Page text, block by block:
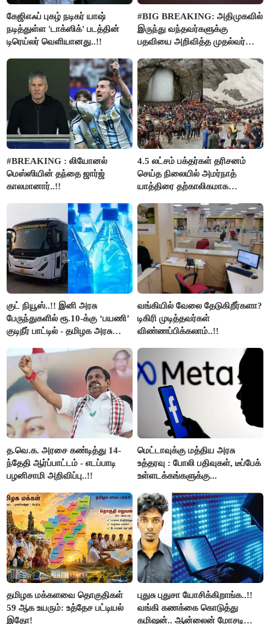
கேஜிஎஃப் புகழ் நடிகர் யாஷ்
நடித்துள்ள 'டாக்‌ஸிக்' படத்தின்
டிரெய்லர் வெளியானது..!!
#BIG BREAKING: அதிமுகவில்
இருந்து வந்தவர்களுக்கு
பதவியை அறிவித்த முதல்வர்
#BREAKING : லியோனல்
மெஸ்ஸியின் தந்தை ஜார்ஜ்
காலமானார்..!!
4.5 லட்சம் பக்தர்கள் தரிசனம்
செய்த நிலையில் அமர்நாத்
யாத்திரை தற்காலிகமாக
குட் நியூஸ்..!! இனி அரசு
பேருந்துகளில் ரூ.10-க்கு ‘பயணி’
குடிநீர் பாட்டில் - தமிழக அரசு
வங்கியில் வேலை தேடுகிறீர்களா?
டிகிரி முடித்தவர்கள்
விண்ணப்பிக்கலாம்..!!
த.வெ.க. அரசை கண்டித்து 14-
ந்தேதி ஆர்ப்பாட்டம் - எடப்பாடி
பழனிசாமி அறிவிப்பு..!!
மெட்டாவுக்கு மத்திய அரசு
உத்தரவு : போலி பதிவுகள், டீப்பேக்
உள்ளடக்கங்களுக்கு...
தமிழக மக்களவை தொகுதிகள்
59 ஆக உயரும்: உத்தேச பட்டியல்
இதோ!
புதுசு புதுசா யோசிக்கிறாங்க..!!
வங்கி கணக்கை கொடுத்து
கமிஷன்.. ஆன்லைன் மோசடி